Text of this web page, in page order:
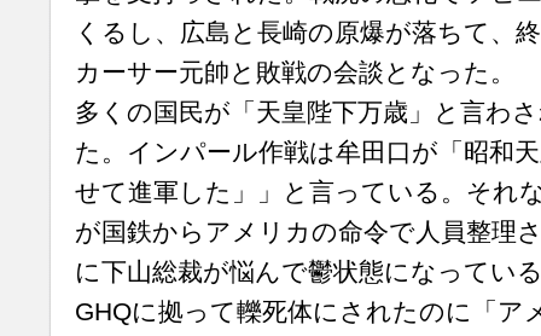
くるし、広島と長崎の原爆が落ちて、
カーサー元帥と敗戦の会談となった。
多くの国民が「天皇陛下万歳」と言わ
た。インパール作戦は牟田口が「昭和
せて進軍した」」と言っている。それ
が国鉄からアメリカの命令で人員整理
に下山総裁が悩んで鬱状態になってい
GHQに拠って轢死体にされたのに「ア